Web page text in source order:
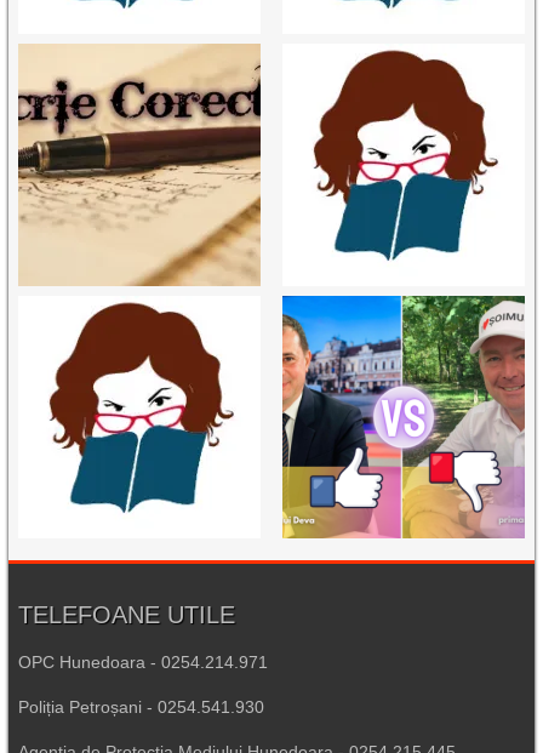
TELEFOANE UTILE
OPC Hunedoara - 0254.214.971
Poliția Petroșani - 0254.541.930